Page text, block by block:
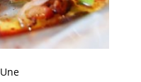
Une